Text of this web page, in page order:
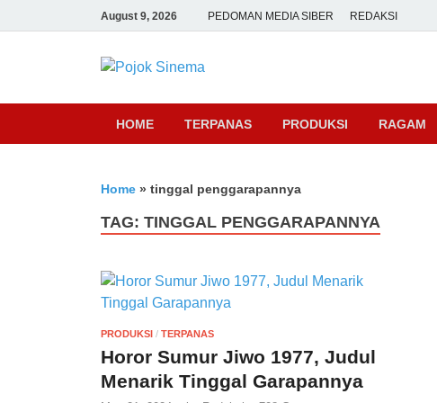
August 9, 2026 PEDOMAN MEDIA SIBER REDAKSI
Pojok Sinema
HOME TERPANAS PRODUKSI RAGAM
Home » tinggal penggarapannya
TAG: TINGGAL PENGGARAPANNYA
PRODUKSI / TERPANAS
Horor Sumur Jiwo 1977, Judul
Menarik Tinggal Garapannya